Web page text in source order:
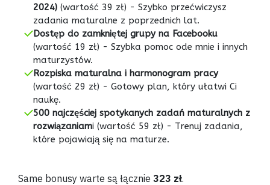
2024) (wartość 39 zł) - Szybko przećwiczysz
zadania maturalne z poprzednich lat.
Dostęp do zamkniętej grupy na Facebooku
(wartość 19 zł) - Szybka pomoc ode mnie i innych
maturzystów.
Rozpiska maturalna i harmonogram pracy
(wartość 29 zł) - Gotowy plan, który ułatwi Ci
naukę.
500 najczęściej spotykanych zadań maturalnych z
rozwiązaniami (wartość 59 zł) - Trenuj zadania,
które pojawiają się na maturze.
Same bonusy warte są łącznie 323 zł.